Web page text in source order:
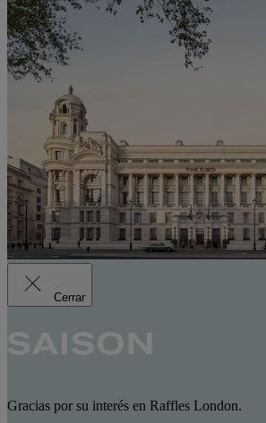
Cerrar
Gracias por su interés en Raffles London.